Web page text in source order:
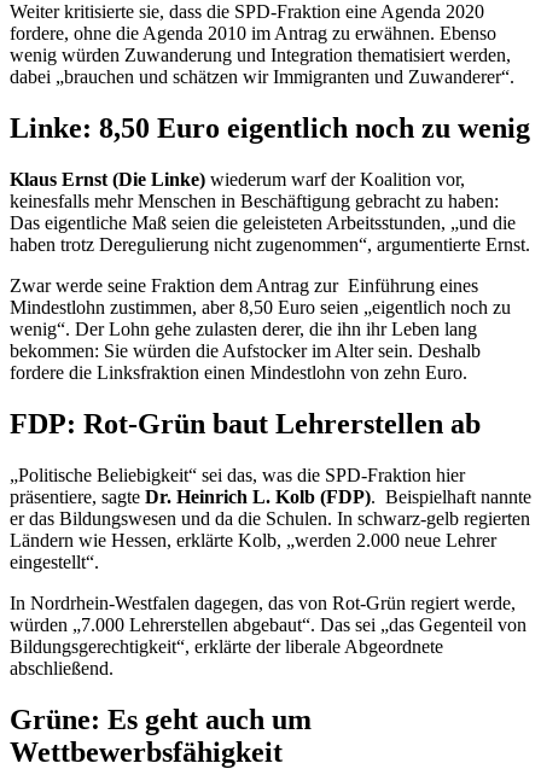
Weiter kritisierte sie, dass die SPD-Fraktion eine Agenda 2020
fordere, ohne die Agenda 2010 im Antrag zu erwähnen. Ebenso
wenig würden Zuwanderung und Integration thematisiert werden,
dabei „brauchen und schätzen wir Immigranten und Zuwanderer“.
Linke: 8,50 Euro eigentlich noch zu wenig
Klaus Ernst (Die Linke) wiederum warf der Koalition vor,
keinesfalls mehr Menschen in Beschäftigung gebracht zu haben:
Das eigentliche Maß seien die geleisteten Arbeitsstunden, „und die
haben trotz Deregulierung nicht zugenommen“, argumentierte Ernst.
Zwar werde seine Fraktion dem Antrag zur Einführung eines
Mindestlohn zustimmen, aber 8,50 Euro seien „eigentlich noch zu
wenig“. Der Lohn gehe zulasten derer, die ihn ihr Leben lang
bekommen: Sie würden die Aufstocker im Alter sein. Deshalb
fordere die Linksfraktion einen Mindestlohn von zehn Euro.
FDP: Rot-Grün baut Lehrerstellen ab
„Politische Beliebigkeit“ sei das, was die SPD-Fraktion hier
präsentiere, sagte Dr. Heinrich L. Kolb (FDP). Beispielhaft nannte
er das Bildungswesen und da die Schulen. In schwarz-gelb regierten
Ländern wie Hessen, erklärte Kolb, „werden 2.000 neue Lehrer
eingestellt“.
In Nordrhein-Westfalen dagegen, das von Rot-Grün regiert werde,
würden „7.000 Lehrerstellen abgebaut“. Das sei „das Gegenteil von
Bildungsgerechtigkeit“, erklärte der liberale Abgeordnete
abschließend.
Grüne: Es geht auch um
Wettbewerbsfähigkeit